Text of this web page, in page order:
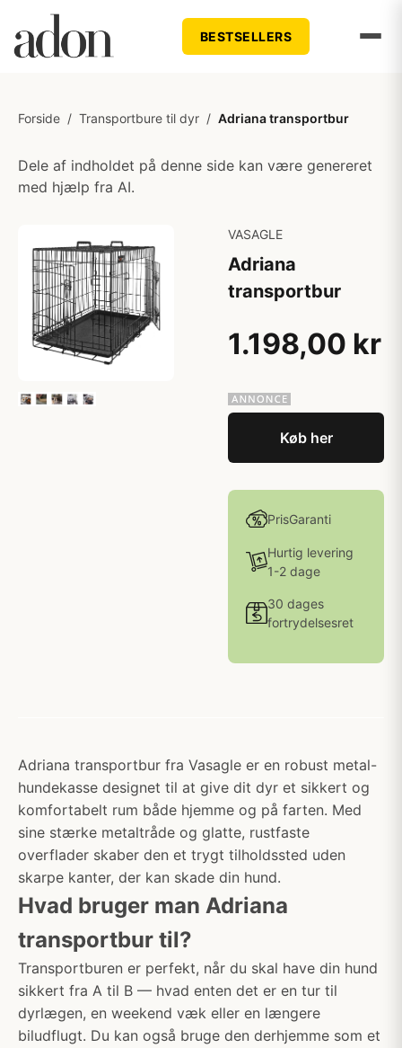
BESTSELLERS
Forside / Transportbure til dyr / Adriana transportbur
Dele af indholdet på denne side kan være genereret
med hjælp fra AI.
VASAGLE
Adriana
transportbur
1.198,00 kr
Køb her
PrisGaranti
Hurtig levering
1-2 dage
30 dages
fortrydelsesret
Adriana transportbur fra Vasagle er en robust metal-
hundekasse designet til at give dit dyr et sikkert og
komfortabelt rum både hjemme og på farten. Med
sine stærke metaltråde og glatte, rustfaste
overflader skaber den et trygt tilholdssted uden
skarpe kanter, der kan skade din hund.
Hvad bruger man Adriana
transportbur til?
Transportburen er perfekt, når du skal have din hund
sikkert fra A til B — hvad enten det er en tur til
dyrlægen, en weekend væk eller en længere
biludflugt. Du kan også bruge den derhjemme som et